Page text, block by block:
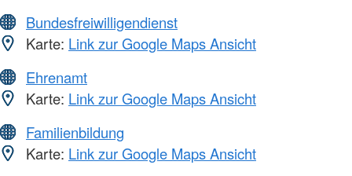
Bundesfreiwilligendienst
Karte: Link zur Google Maps Ansicht
Ehrenamt
Karte: Link zur Google Maps Ansicht
Familienbildung
Karte: Link zur Google Maps Ansicht